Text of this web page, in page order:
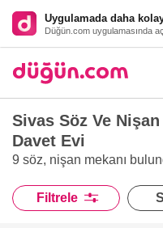
Uygulamada daha
Düğün.com uygulamasında aç
Sivas Söz Ve
Davet Evi
9 söz, nişan mekanı
Filtrele